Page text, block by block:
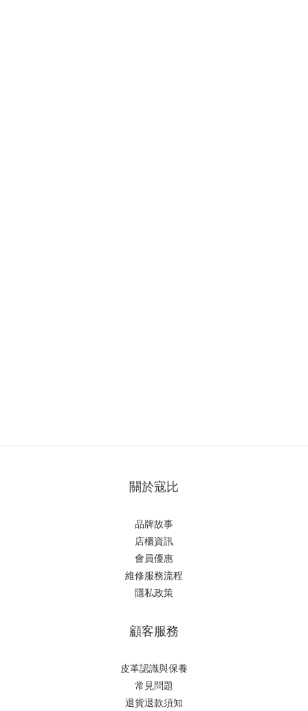
關於寇比
品牌故事
店櫃資訊
會員優惠
維修服務流程
隱私政策
顧客服務
皮革認識與保養
常見問題
退貨退款須知